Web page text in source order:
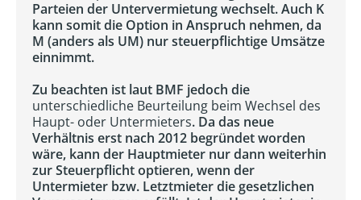
Parteien der Untervermietung wechselt. Auch K
kann somit die Option in Anspruch nehmen, da
M (anders als UM) nur steuerpflichtige Umsätze
einnimmt.
Zu beachten ist laut BMF jedoch die
unterschiedliche Beurteilung beim Wechsel des
Haupt- oder Untermieters. Da das neue
Verhältnis erst nach 2012 begründet worden
wäre, kann der Hauptmieter nur dann weiterhin
zur Steuerpflicht optieren, wenn der
Untermieter bzw. Letztmieter die gesetzlichen